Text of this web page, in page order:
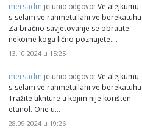
mersadm je unio odgovor Ve alejkumu-
s-selam ve rahmetullahi ve berekatuhu
Za bračno savjetovanje se obratite
nekome koga lično poznajete.…
13.10.2024 u 15:25
mersadm je unio odgovor Ve alejkumu-
s-selam ve rahmetullahi ve berekatuhu
Tražite tiknture u kojim nije korišten
etanol. One u…
28.09.2024 u 19:26